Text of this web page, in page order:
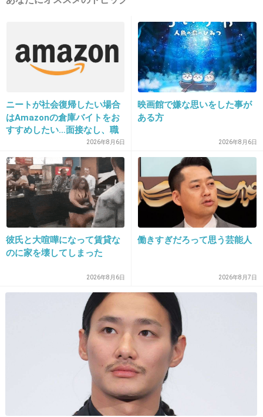
13. 匿名2018/05/20(日) 00:58:06
オパンポポンポンパン（笑）音尾くん大好きだ
よ
+219
14. 匿名2018/05/20(日) 00:58:15
>同じTEAM NACSのメンバーでもある大泉との
関係についてたずねられた音尾は「嫌い…なと
ころが8割、でも2割はすごい好き」と複雑な心
境を告白
そうだったのかｗ
2018/05/20(日) 00:58:16
好きだから言えることだなと思った
ナックスみんな好きだよ
ニートが社会復帰したい場合
はAmazonの倉庫バイトをお
すすめしたい…面接なし、職
場は綺麗、ドリンクバー無料
→賛否両論、場所によって全
然違う「コンビニバイトの方
がマシ」との声も
2026年8月6日
映画館で嫌な思いをした事が
ある方
2026年8月6日
彼氏と大喧嘩になって賃貸な
のに家を壊してしまった
2026年8月6日
働きすぎだろって思う芸能人
2026年8月7日